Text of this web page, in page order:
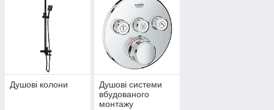
Душові колони
Душові системи
вбудованого
монтажу